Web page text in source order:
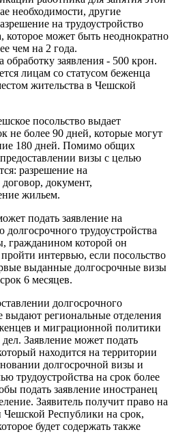
необходимости, другие
на трудоустройство
которое может быть неоднократно
чем на 2 года.
заявления - 500 крон.
лицам со статусом беженца
жительства в Чешской
посольство выдает
не более 90 дней, которые могут
180 дней. Помимо общих
визы с целью
разрешение на
договор, документ,
жильем.
подать заявление на
трудоустройства
гражданином которой он
пройти интервью, если посольство
выданные долгосрочные визы
6 месяцев.
долгосрочного
региональные отделения
и миграционной политики
Заявление может подать
находится на территории
долгосрочной визы и
трудоустройства на срок более
подать заявление иностранец
Заявитель получит право на
Республики на срок,
будет содержать также